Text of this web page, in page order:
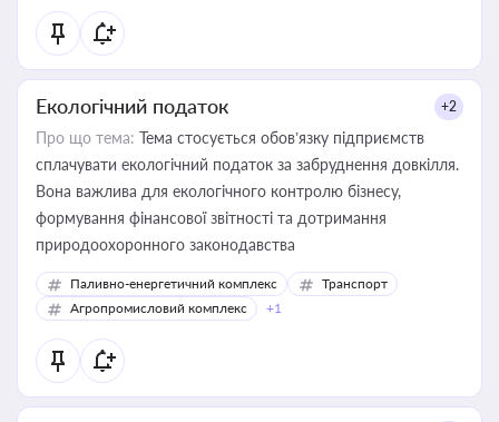
Екологічний податок +2
Про що тема: Тема стосується обов’язку підприємств
сплачувати екологічний податок за забруднення довкілля.
Вона важлива для екологічного контролю бізнесу,
формування фінансової звітності та дотримання
природоохоронного законодавства
Паливно-енергетичний комплекс
Транспорт
Агропромисловий комплекс
+1